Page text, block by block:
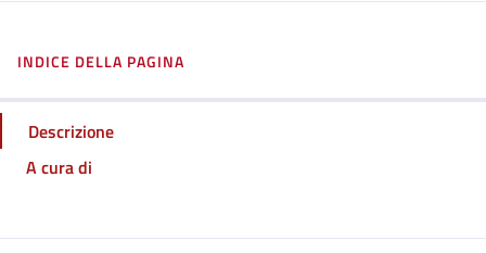
INDICE DELLA PAGINA
Descrizione
A cura di